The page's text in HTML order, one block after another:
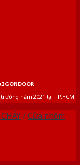
năm 2021 tại TP.HCM
/Cửa nhôm